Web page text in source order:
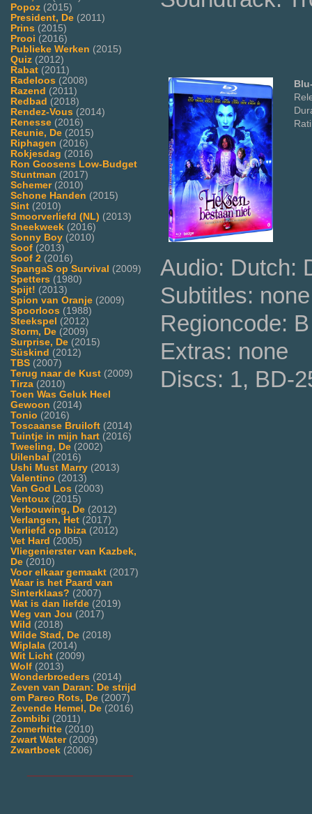
Popoz (2015)
President, De (2011)
Prins (2015)
Prooi (2016)
Publieke Werken (2015)
Quiz (2012)
Rabat (2011)
Radeloos (2008)
Razend (2011)
Redbad (2018)
Rendez-Vous (2014)
Renesse (2016)
Reunie, De (2015)
Riphagen (2016)
Rokjesdag (2016)
Ron Goosens Low-Budget
Stuntman (2017)
Schemer(2010)
Schone Handen (2015)
Sint (2010)
Smoorverliefd (NL) (2013)
Sneekweek (2016)
Sonny Boy (2010)
Soof (2013)
Soof 2 (2016)
SpangaS op Survival (2009)
Spetters (1980)
Spijt! (2013)
Spion van Oranje (2009)
Spoorloos (1988)
Steekspel (2012)
Storm, De (2009)
Surprise, De (2015)
Süskind (2012)
TBS (2007)
Terug naar de Kust (2009)
Tirza (2010)
Toen Was Geluk Heel
Gewoon (2014)
Tonio (2016)
Toscaanse Bruiloft (2014)
Tuintje in mijn hart (2016)
Tweeling, De (2002)
Uilenbal (2016)
Ushi Must Marry (2013)
Valentino (2013)
Van God Los (2003)
Ventoux (2015)
Verbouwing, De (2012)
Verlangen, Het (2017)
Verliefd op Ibiza (2012)
Vet Hard (2005)
Vliegenierster van Kazbek,
De (2010)
Voor elkaar gemaakt (2017)
Waar is het Paard van
Sinterklaas? (2007)
Wat is dan liefde (2019)
Weg van Jou (2017)
Wild (2018)
Wilde Stad, De (2018)
Wiplala (2014)
Wit Licht (2009)
Wolf (2013)
Wonderbroeders (2014)
Zeven van Daran: De strijd
om Pareo Rots, De (2007)
Zevende Hemel, De (2016)
Zombibi (2011)
Zomerhitte (2010)
Zwart Water(2009)
Zwartboek (2006)
Audio: Dutch:
Subtitles: none
Regioncode:
Extras: none
Discs: 1, BD-